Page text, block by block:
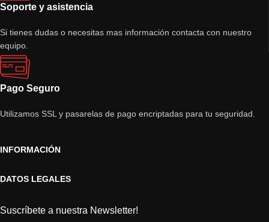
Soporte y asistencia
Si tienes dudas o necesitas mas información contacta con nuestro
equipo.
Pago Seguro
Utilizamos SSL y pasarelas de pago encriptadas para tu seguridad.
INFORMACIÓN
DATOS LEGALES
Suscríbete a nuestra Newsletter!